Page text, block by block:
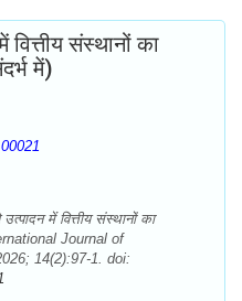
संस्थानों का
में)
में वित्तीय संस्थानों का
Journal of
14(2):97-1. doi: